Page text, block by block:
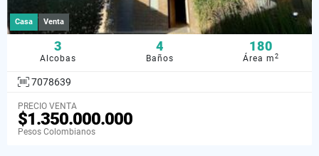
Casa Venta
3
Alcobas
4
Baños
180
Área m2
7078639
PRECIO VENTA
$1.350.000.000
Pesos Colombianos